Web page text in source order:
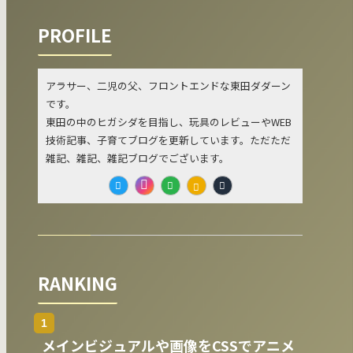
PROFILE
アラサー、二児の父、フロントエンドな東田ダダーン
です。
東田の中のヒガシダを目指し、玩具のレビューやWEB
技術記事、子育てブログを更新しています。ただただ
雑記、雑記、雑記ブログでございます。
RANKING
メインビジュアルや画像をCSSでアニメ